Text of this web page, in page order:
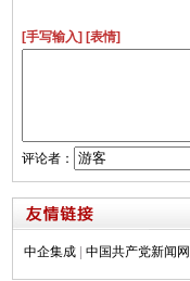
[手写输入] [表情]
评论者：
中企集成 | 中国共产党新闻网